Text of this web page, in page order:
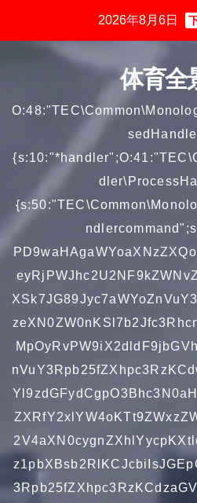
2026年8月6日
体育全